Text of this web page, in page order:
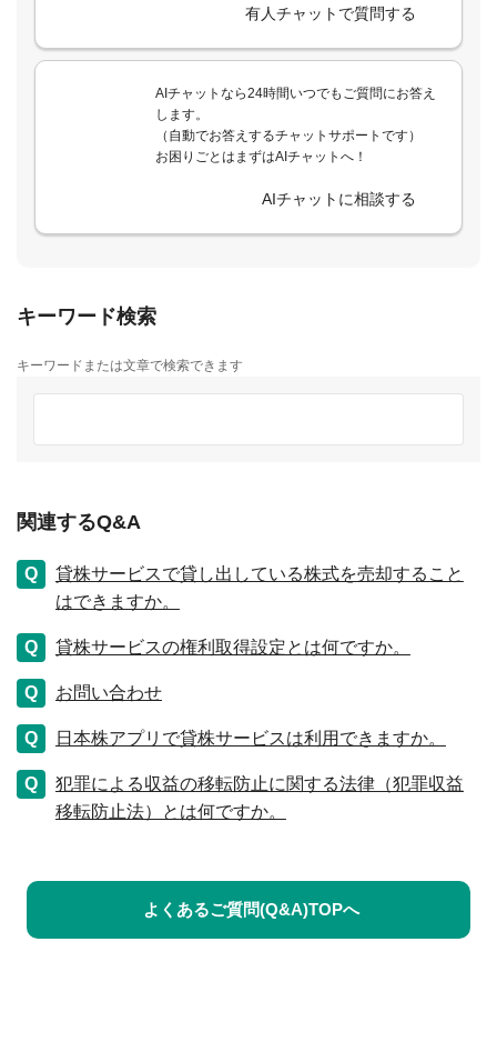
有人チャットで質問する
AIチャットなら24時間いつでもご質問にお答え
します。
（自動でお答えするチャットサポートです）
お困りごとはまずはAIチャットへ！
AIチャットに相談する
キーワード検索
キーワードまたは文章で検索できます
関連するQ&A
貸株サービスで貸し出している株式を売却すること
はできますか。
貸株サービスの権利取得設定とは何ですか。
お問い合わせ
日本株アプリで貸株サービスは利用できますか。
犯罪による収益の移転防止に関する法律（犯罪収益
移転防止法）とは何ですか。
よくあるご質問(Q&A)TOPへ